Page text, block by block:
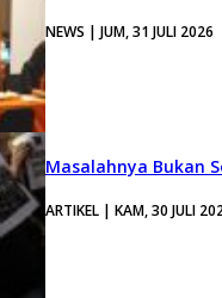
NEWS | JUM, 31 JULI 2026
Masalahnya Bukan
ARTIKEL | KAM, 30 JULI